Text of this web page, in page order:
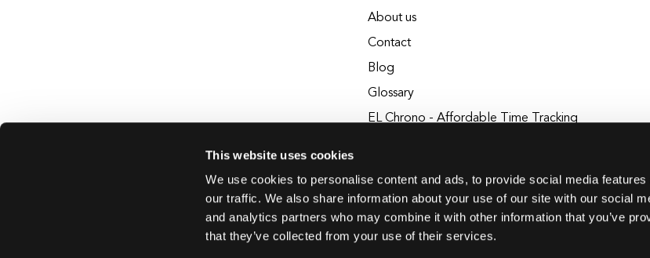
This website uses cookies
We use cookies to personalise content and ads, to provide social media
our traffic. We also share information about your use of our site with our social
and analytics partners who may combine it with other information that you’ve
that they’ve collected from your use of their services.
About us
Contact
Blog
Glossary
EL Chrono - Affordable Time Tracking